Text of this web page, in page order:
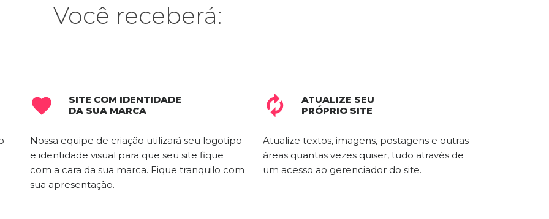
Você receberá:

SITE COM IDENTIDADE
DA SUA MARCA
Nossa equipe de criação utilizará seu logotipo
e identidade visual para que seu site fique
com a cara da sua marca. Fique tranquilo com
sua apresentação.

ATUALIZE SEU
PRÓPRIO SITE
Atualize textos, imagens, postagens e outras
áreas quantas vezes quiser, tudo através de
um acesso ao gerenciador do site.